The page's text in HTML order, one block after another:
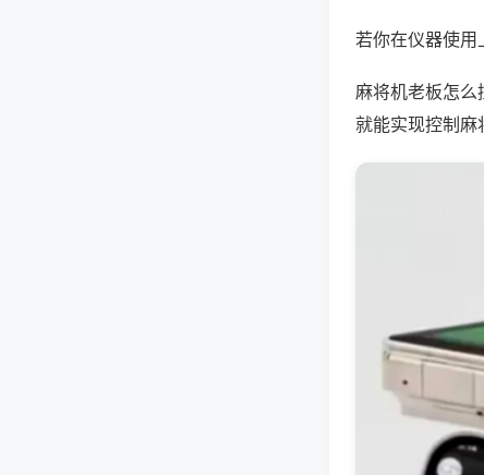
若你在仪器使用
麻将机老板怎么
就能实现控制麻